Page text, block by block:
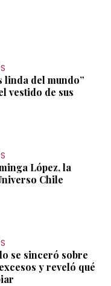
linda del mundo”
vestido de sus
López, la
Chile
se sinceró sobre
y reveló qué